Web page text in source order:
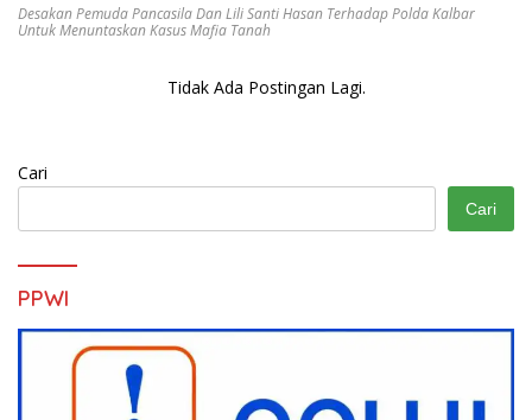
Desakan Pemuda Pancasila Dan Lili Santi Hasan Terhadap Polda Kalbar
Untuk Menuntaskan Kasus Mafia Tanah
Tidak Ada Postingan Lagi.
Cari
Cari
PPWI